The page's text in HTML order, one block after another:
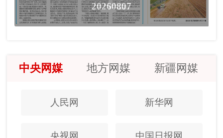
20260807
中央网媒 地方网媒 新疆网媒
人民网 新华网
央视网 中国日报网